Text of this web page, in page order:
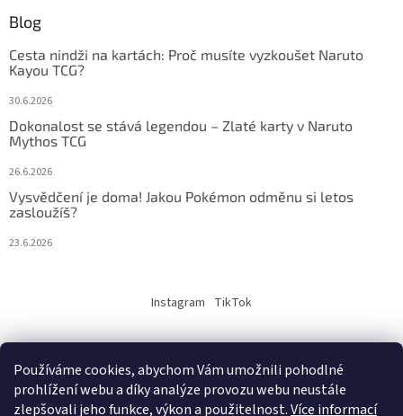
Používáme cookies, abychom Vám umožnili pohodlné
prohlížení webu a díky analýze provozu webu neustále
zlepšovali jeho funkce, výkon a použitelnost.Více informací
Blog
Cesta nindži na kartách: Proč musíte vyzkoušet Naruto
Kayou TCG?
30.6.2026
Dokonalost se stává legendou – Zlaté karty v Naruto
Mythos TCG
26.6.2026
Vysvědčení je doma! Jakou Pokémon odměnu si letos
zasloužíš?
23.6.2026
Instagram TikTok
Vytvořil Shoptet